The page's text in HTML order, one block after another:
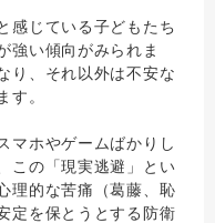
感じている子どもたち
強い傾向がみられま
り、それ以外は不安な
す。
マホやゲームばかりし
この「現実逃避」とい
理的な苦痛（葛藤、恥
定を保とうとする防衛